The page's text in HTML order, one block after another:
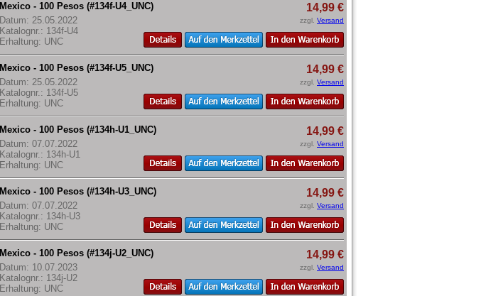
Mexico - 100 Pesos (#134f-U4_UNC)
Datum: 25.05.2022
Katalognr.: 134f-U4
Erhaltung: UNC
14,99 €
zzgl. Versand
Mexico - 100 Pesos (#134f-U5_UNC)
Datum: 25.05.2022
Katalognr.: 134f-U5
Erhaltung: UNC
14,99 €
zzgl. Versand
Mexico - 100 Pesos (#134h-U1_UNC)
Datum: 07.07.2022
Katalognr.: 134h-U1
Erhaltung: UNC
14,99 €
zzgl. Versand
Mexico - 100 Pesos (#134h-U3_UNC)
Datum: 07.07.2022
Katalognr.: 134h-U3
Erhaltung: UNC
14,99 €
zzgl. Versand
Mexico - 100 Pesos (#134j-U2_UNC)
Datum: 10.07.2023
Katalognr.: 134j-U2
Erhaltung: UNC
14,99 €
zzgl. Versand